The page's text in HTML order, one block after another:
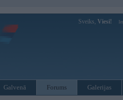
Sveiks, Viesi!
Galvenā Forums Galerijas